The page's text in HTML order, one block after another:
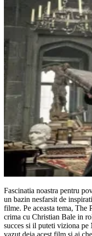
Fascinatia noastra pentru
un bazin nesfarsit de
filme. Pe aceasta tema, The
crima cu Christian Bale in
succes si il puteti viziona
vazut deja acest film si ai